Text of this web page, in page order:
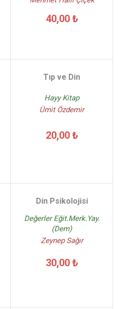
40,00 ₺
Tıp ve Din
Hayy Kitap
Ümit Özdemir
20,00 ₺
Din Psikolojisi
Değerler Eğit.Merk.Yay.
(Dem)
Zeynep Sağır
30,00 ₺